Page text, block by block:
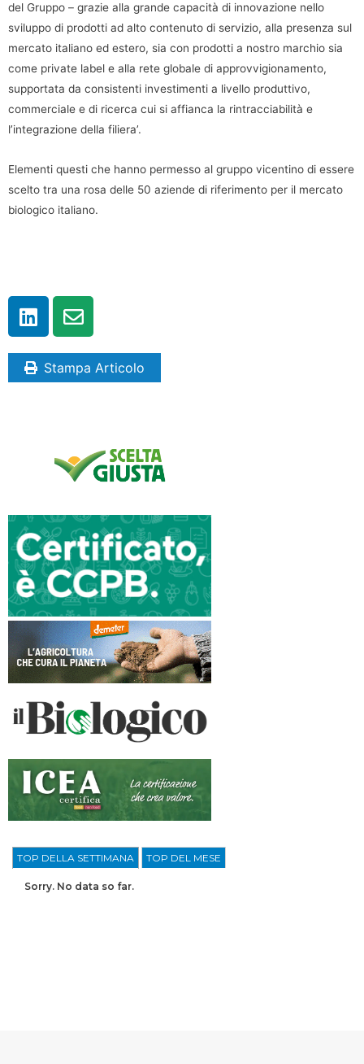
del Gruppo – grazie alla grande capacità di innovazione nello
sviluppo di prodotti ad alto contenuto di servizio, alla presenza sul
mercato italiano ed estero, sia con prodotti a nostro marchio sia
come private label e alla rete globale di approvvigionamento,
supportata da consistenti investimenti a livello produttivo,
commerciale e di ricerca cui si affianca la rintracciabilità e
l’integrazione della filiera’.
Elementi questi che hanno permesso al gruppo vicentino di essere
scelto tra una rosa delle 50 aziende di riferimento per il mercato
biologico italiano.
Stampa Articolo
TOP DELLA SETTIMANA TOP DEL MESE
Sorry. No data so far.